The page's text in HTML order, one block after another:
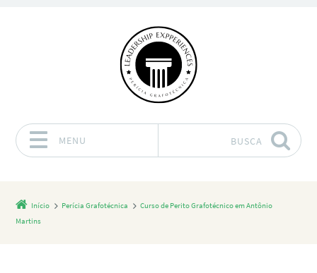
MENU BUSCA
Início Perícia Grafotécnica
Curso de Perito Grafotécnico em Antônio
Martins